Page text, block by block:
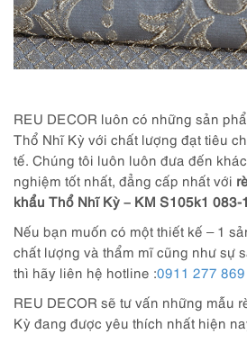
REU DECOR luôn có những sản
Thổ Nhĩ Kỳ với chất lượng đạt tiêu
tế. Chúng tôi luôn luôn đưa đến
nghiệm tốt nhất, đẳng cấp nhất với
khẩu Thổ Nhĩ Kỳ – KM S105k1 083-
Nếu bạn muốn có một thiết kế – 1
chất lượng và thẩm mĩ cũng như sự
thì hãy liên hệ hotline :0911 277 869
REU DECOR sẽ tư vấn những mẫu
Kỳ đang được yêu thích nhất hiện